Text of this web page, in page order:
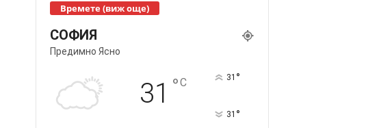
Времете (виж още)
СОФИЯ
Предимно Ясно
31 °C 31 °
31 °